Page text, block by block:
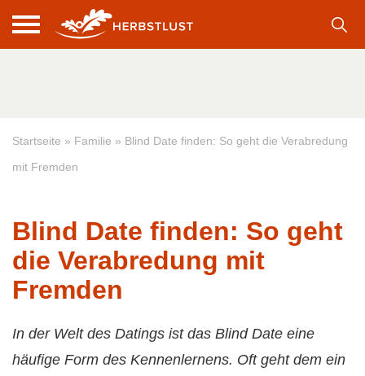
Startseite » Familie » Blind Date finden: So geht die Verabredung
mit Fremden
Blind Date finden: So geht
die Verabredung mit
Fremden
In der Welt des Datings ist das Blind Date eine
häufige Form des Kennenlernens. Oft geht dem ein